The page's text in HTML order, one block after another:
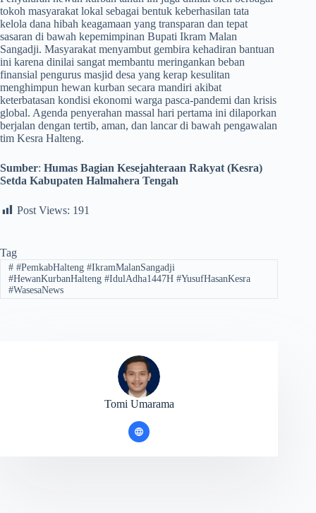
tokoh masyarakat lokal sebagai bentuk keberhasilan tata
kelola dana hibah keagamaan yang transparan dan tepat
sasaran di bawah kepemimpinan Bupati Ikram Malan
Sangadji. Masyarakat menyambut gembira kehadiran bantuan
ini karena dinilai sangat membantu meringankan beban
finansial pengurus masjid desa yang kerap kesulitan
menghimpun hewan kurban secara mandiri akibat
keterbatasan kondisi ekonomi warga pasca-pandemi dan krisis
global. Agenda penyerahan massal hari pertama ini dilaporkan
berjalan dengan tertib, aman, dan lancar di bawah pengawalan
tim Kesra Halteng.
Sumber: Humas Bagian Kesejahteraan Rakyat (Kesra)
Setda Kabupaten Halmahera Tengah
Post Views: 191
Tag
##PemkabHalteng #IkramMalanSangadji
#HewanKurbanHalteng #IdulAdha1447H #YusufHasanKesra
#WasesaNews
Tomi Umarama